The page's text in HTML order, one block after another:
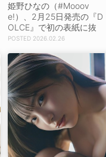
姫野ひなの（#Mooov
e!）、2月25日発売の『D
OLCE』で初の表紙に抜
擢！
2026.02.26